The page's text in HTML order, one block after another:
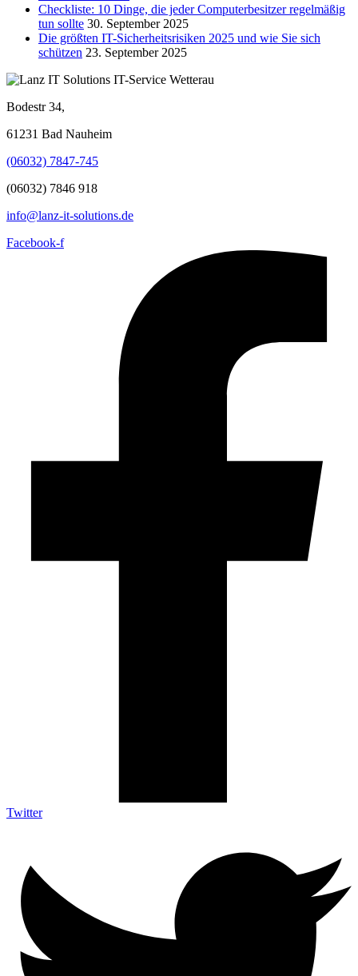
Checkliste: 10 Dinge, die jeder Computerbesitzer regelmäßig
tun sollte 30. September 2025
Die größten IT-Sicherheitsrisiken 2025 und wie Sie sich
schützen 23. September 2025
Bodestr 34,
61231 Bad Nauheim
(06032) 7847-745
(06032) 7846 918
info@lanz-it-solutions.de
Facebook-f
Twitter